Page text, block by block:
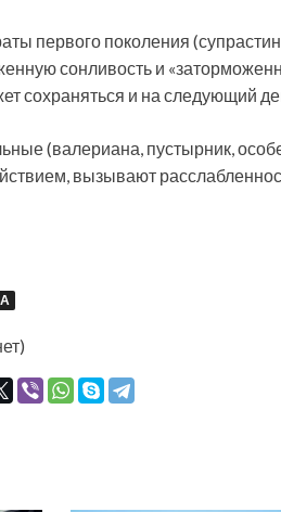
первого поколения
сонливость и
сохраняться и на следующий
(валериана, пустырник,
вызывают